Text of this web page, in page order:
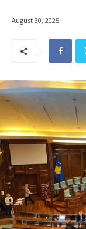
August 30, 2025